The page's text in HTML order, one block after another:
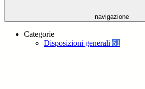
navigazione
Categorie
Disposizioni generali 61